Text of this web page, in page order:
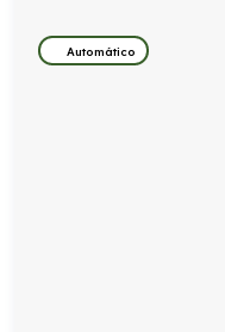
Automático